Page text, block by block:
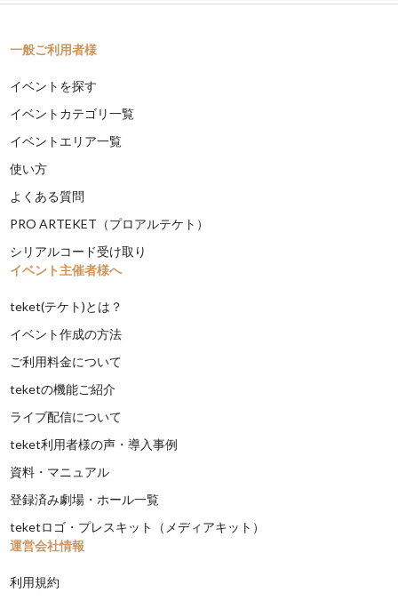
一般ご利用者様
イベントを探す
イベントカテゴリ一覧
イベントエリア一覧
使い方
よくある質問
PRO ARTEKET（プロアルテケト）
シリアルコード受け取り
イベント主催者様へ
teket(テケト)とは？
イベント作成の方法
ご利用料金について
teketの機能ご紹介
ライブ配信について
teket利用者様の声・導入事例
資料・マニュアル
登録済み劇場・ホール一覧
teketロゴ・プレスキット（メディアキット）
運営会社情報
利用規約